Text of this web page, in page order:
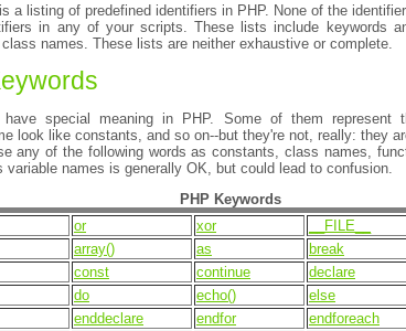
a listing of predefined identifiers in PHP. None of the
in any of your scripts. These lists include keywords
names. These lists are neither exhaustive or complete.
have special meaning in PHP. Some of them represent
look like constants, and so on--but they're not, really: they
any of the following words as constants, class names,
variable names is generally OK, but could lead to confusion.
PHP Keywords
or xor __FILE__
array() as break
const continue declare
do echo() else
enddeclare endfor endforeach